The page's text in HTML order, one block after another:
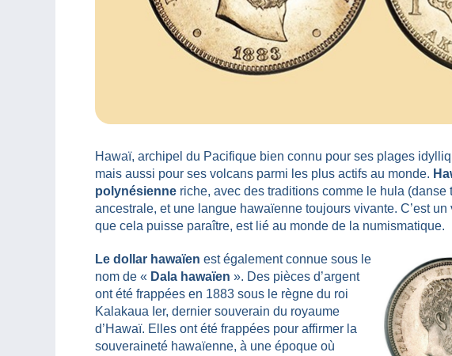
Hawaï, archipel du Pacifique bien connu pour ses plages
mais aussi pour ses volcans parmi les plus actifs au monde.
polynésienne riche, avec des traditions comme le hula
ancestrale, et une langue hawaïenne toujours vivante. C’est
que cela puisse paraître, est lié au monde de la numismatique.
Le dollar hawaïen est également connue sous le
nom de « Dala hawaïen ». Des pièces d’argent
ont été frappées en 1883 sous le règne du roi
Kalakaua Ier, dernier souverain du royaume
d’Hawaï. Elles ont été frappées pour affirmer la
souveraineté hawaïenne, à une époque où